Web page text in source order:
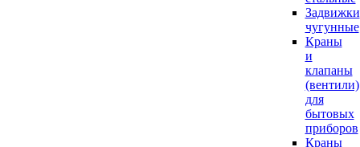
Задвижки
чугунные
Краны
и
клапаны
(вентили)
для
бытовых
приборов
Краны